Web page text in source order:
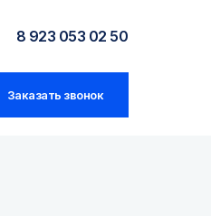
8 923 053 02 50
Заказать звонок